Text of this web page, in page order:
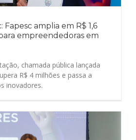
Fapesc amplia em R$ 1,6
empreendedoras em
chamada pública lançada
R$ 4 milhões e passa a
inovadores.